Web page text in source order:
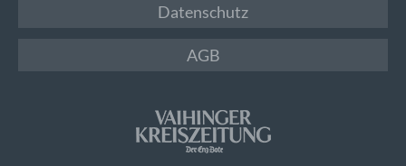
Datenschutz
AGB